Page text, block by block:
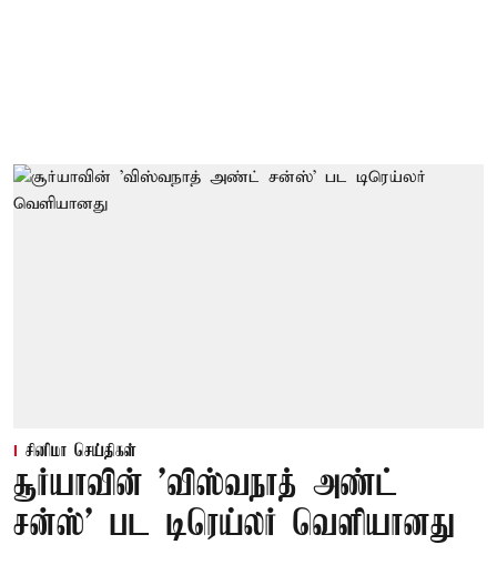
சினிமா செய்திகள்
சூர்யாவின் 'விஸ்வநாத் அண்ட்
சன்ஸ்' பட டிரெய்லர் வெளியானது